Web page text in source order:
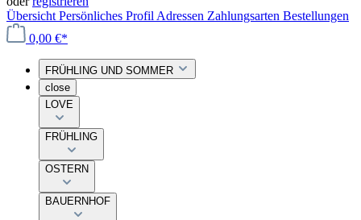
Übersicht Persönliches Profil Adressen Zahlungsarten Bestellungen
0,00 €*
FRÜHLING UND SOMMER
close
LOVE
FRÜHLING
OSTERN
BAUERNHOF